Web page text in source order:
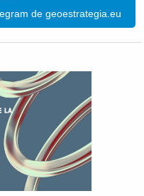
de geoestrategia.eu